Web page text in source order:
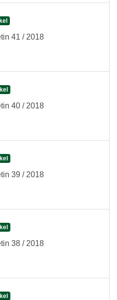
41 / 2018
40 / 2018
39 / 2018
38 / 2018